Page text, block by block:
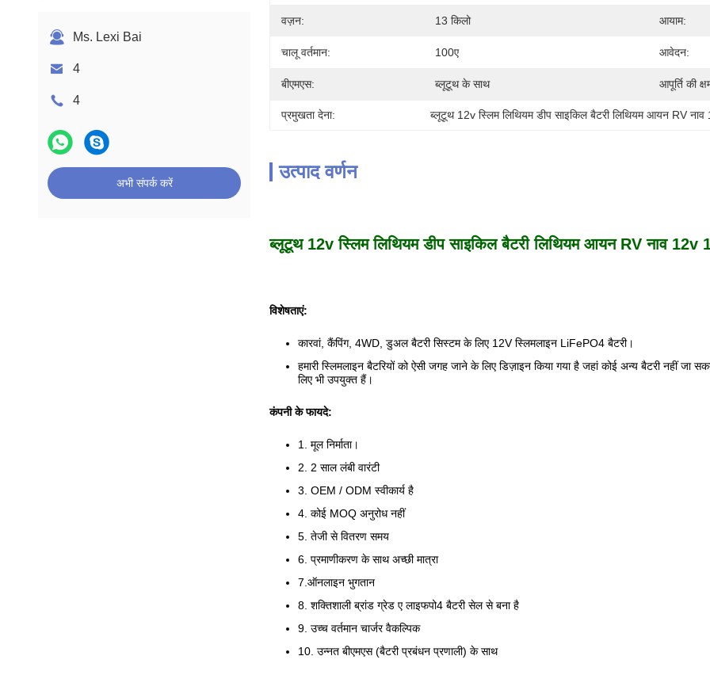
Ms. Lexi Bai
4
4
अभी संपर्क करें
वज़न: 13 किलो आयाम:
चालू वर्तमान: 100ए आवेदन:
बीएमएस: ब्लूटूथ के साथ आपूर्ति की
प्रमुखता देना: ब्लूटूथ 12v स्लिम लिथियम डीप साइकिल बैटरी लिथियम आयन RV
उत्पाद वर्णन
ब्लूटूथ 12v स्लिम लिथियम डीप साइकिल बैटरी लिथियम आयन RV नाव 12v
विशेषताएं:
कारवां, कैंपिंग, 4WD, डुअल बैटरी सिस्टम के लिए 12V स्लिमलाइन LiFePO4 बैटरी।
हमारी स्लिमलाइन बैटरियों को ऐसी जगह जाने के लिए डिज़ाइन किया गया है जहां कोई अन्य बैटरी नहीं
लिए भी उपयुक्त हैं।
कंपनी के फायदे:
1. मूल निर्माता।
2. 2 साल लंबी वारंटी
3. OEM / ODM स्वीकार्य है
4. कोई MOQ अनुरोध नहीं
5. तेजी से वितरण समय
6. प्रमाणीकरण के साथ अच्छी मात्रा
7.ऑनलाइन भुगतान
8. शक्तिशाली ब्रांड ग्रेड ए लाइफपो4 बैटरी सेल से बना है
9. उच्च वर्तमान चार्जर वैकल्पिक
10. उन्नत बीएमएस (बैटरी प्रबंधन प्रणाली) के साथ